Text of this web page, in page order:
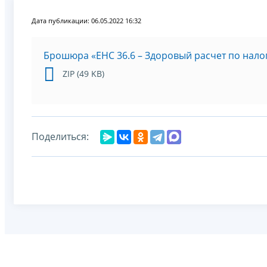
Дата публикации: 06.05.2022 16:32
Брошюра «ЕНС 36.6 – Здоровый расчет по
ZIP (49 KB)
Поделиться: